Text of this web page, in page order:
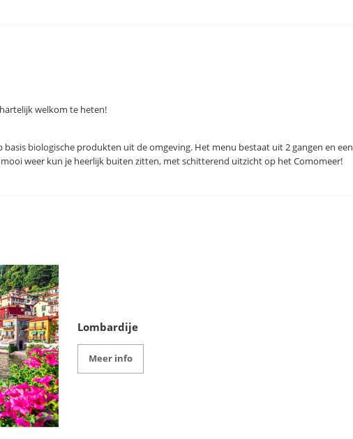
welkom te heten!
basis biologische produkten uit de omgeving. Het menu bestaat uit 2 gangen en een
weer kun je heerlijk buiten zitten, met schitterend uitzicht op het Comomeer!
Lombardije
Meer info